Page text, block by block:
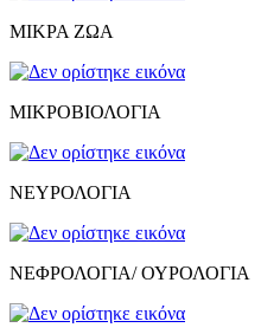
ΜΙΚΡΑ ΖΩΑ
ΜΙΚΡΟΒΙΟΛΟΓΙΑ
ΝΕΥΡΟΛΟΓΙΑ
ΝΕΦΡΟΛΟΓΙΑ/ ΟΥΡΟΛΟΓΙΑ